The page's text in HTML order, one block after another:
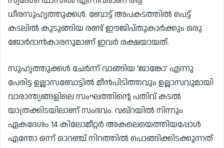
ധീരസുഹൃത്തുക്കൾ. ബോട്ട് അപകടത്തിൽ പെട്ട്
കടലിൽ കുടുങ്ങിയ രണ്ട് ഈജിപ്തുകാർക്കും ഒരു
ജോർദാൻകാരനുമാണ് ഇവർ രക്ഷയായത്.
സുഹൃത്തുക്കൾ ചേർന്ന് വാങ്ങിയ ‘ജാങ്കോ’ എന്നു
പേരിട്ട ഉല്ലാസബോട്ടിൽ മീൻപിടിത്തവും ഉല്ലാസവുമായി
വാരാന്ത്യങ്ങളിലെ സംഘത്തിന്റെ പതിവ് കടൽ
യാത്രക്കിടയിലാണ് സംഭവം. വഖ്റയിൽ നിന്നും
ഏകദേശം 14 കിലോമീറ്റർ അകലെയെത്തിയപ്പോൾ
എന്തോ ഒന്ന് ഓറഞ്ച് നിറത്തിൽ പൊങ്ങിക്കിടക്കുന്നത്